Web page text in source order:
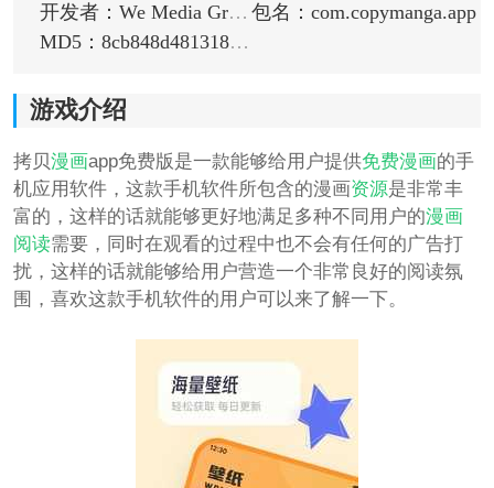
开发者：We Media Group 包名：com.copymanga.app
MD5：8cb848d481318a1f1ff0525dbff3c8f6
游戏介绍
拷贝漫画app免费版是一款能够给用户提供免费漫画的手
机应用软件，这款手机软件所包含的漫画资源是非常丰
富的，这样的话就能够更好地满足多种不同用户的漫画
阅读需要，同时在观看的过程中也不会有任何的广告打
扰，这样的话就能够给用户营造一个非常良好的阅读氛
围，喜欢这款手机软件的用户可以来了解一下。